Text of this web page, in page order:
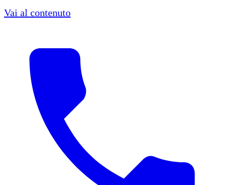
Vai al contenuto